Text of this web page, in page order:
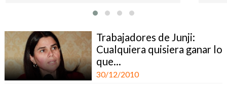
Trabajadores de Junji:
Cualquiera quisiera ganar lo
que...
30/12/2010